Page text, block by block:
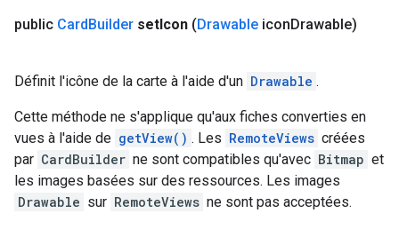
public CardBuilder setIcon (Drawable iconDrawable)
Définit l'icône de la carte à l'aide d'un Drawable .
Cette méthode ne s'applique qu'aux fiches converties en
vues à l'aide de getView() . Les RemoteViews créées
par CardBuilder ne sont compatibles qu'avec Bitmap et
les images basées sur des ressources. Les images
Drawable sur RemoteViews ne sont pas acceptées.